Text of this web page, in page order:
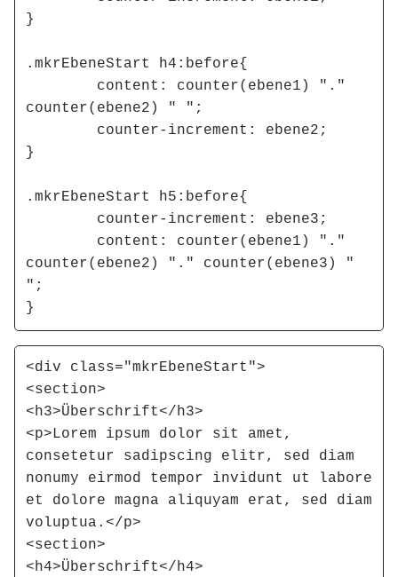
}
.mkrEbeneStart h4:before{
counter(ebene2) " ";
}
.mkrEbeneStart h5:before{
counter(ebene2) "." counter(ebene3) "
";
}
<div class="mkrEbeneStart">
<section>
<h3>Überschrift</h3>
<p>Lorem ipsum dolor sit amet,
consetetur sadipscing elitr, sed diam
nonumy eirmod tempor invidunt ut labore
et dolore magna aliquyam erat, sed diam
voluptua.</p>
<section>
<h4>Überschrift</h4>